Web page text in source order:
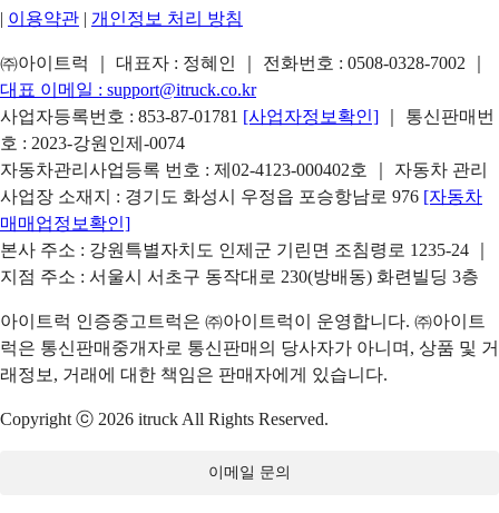
| 이용약관 | 개인정보 처리 방침
㈜아이트럭 ｜ 대표자 : 정혜인 ｜ 전화번호 : 0508-0328-7002
대표 이메일 : support@itruck.co.kr
사업자등록번호 : 853-87-01781 [사업자정보확인]
｜ 통신판매번
호 : 2023-강원인제-0074
자동차관리사업등록 번호 : 제02-4123-000402호 ｜ 자동차 관리
사업장 소재지 : 경기도 화성시 우정읍 포승항남로 976 [자동차
매매업정보확인]
본사 주소 : 강원특별자치도 인제군 기린면 조침령로 1235-24 ｜
지점 주소 : 서울시 서초구 동작대로 230(방배동) 화련빌딩 3층
아이트럭 인증중고트럭은 ㈜아이트럭이 운영합니다. ㈜아이트
럭은 통신판매중개자로 통신판매의 당사자가 아니며, 상품 및 거
래정보, 거래에 대한 책임은 판매자에게 있습니다.
Copyright ⓒ 2026 itruck All Rights Reserved.
이메일 문의